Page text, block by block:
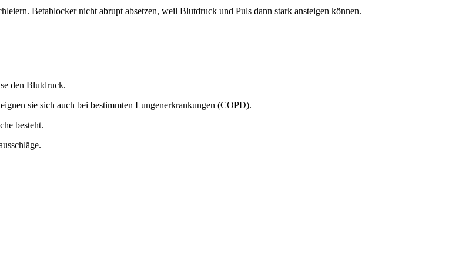
Betablocker nicht abrupt absetzen, weil Blutdruck und Puls dann stark ansteigen können.
den Blutdruck.
sie sich auch bei bestimmten Lungenerkrankungen (COPD).
besteht.